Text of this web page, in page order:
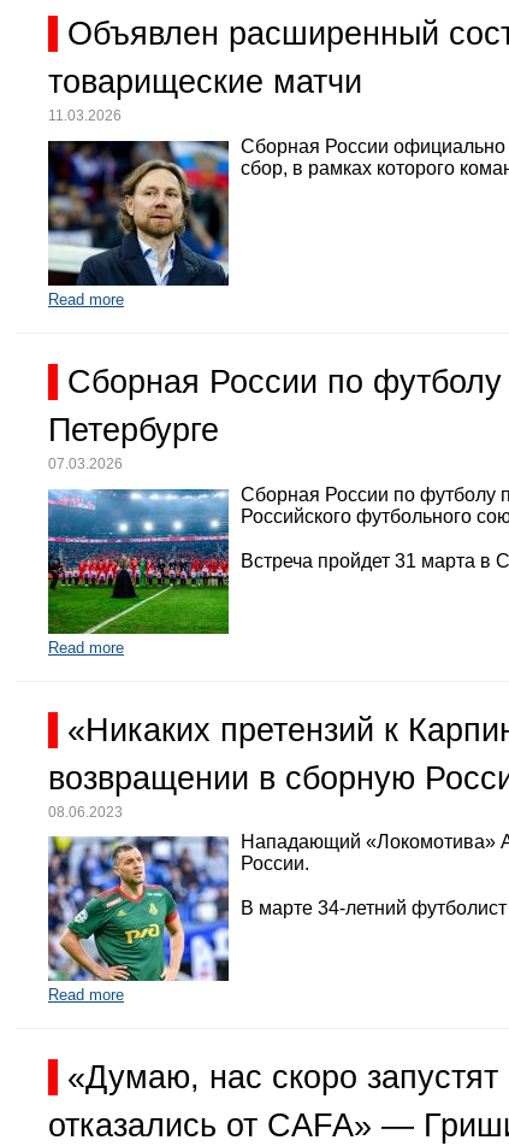
Объявлен расширенный
товарищеские матчи
11.03.2026
Сборная России официально
сбор, в рамках которого
Read more
Сборная России по
Петербурге
07.03.2026
Сборная России по футболу
Российского футбольного
Встреча пройдет 31 марта в
Read more
«Никаких претензий к
возвращении в сборную
08.06.2023
Нападающий «Локомотива»
России.
В марте 34-летний
Read more
«Думаю, нас скоро
отказались от CAFA» —